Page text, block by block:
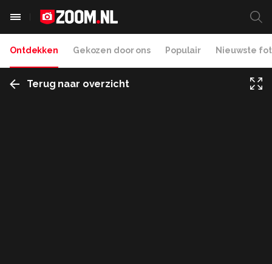
Ontdekken Gekozen door ons Populair Nieuwste
Terug naar overzicht